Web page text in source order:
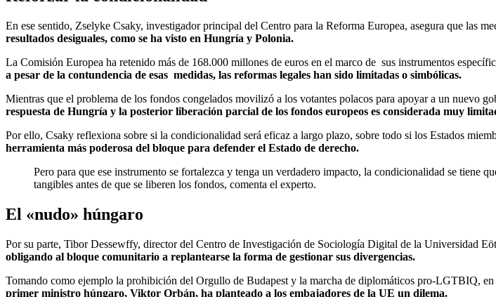
En ese sentido, Zselyke Csaky, investigador principal del Centro para la Reforma Europea, asegura que las
resultados desiguales, como se ha visto en Hungría y Polonia.
La Comisión Europea ha retenido más de 168.000 millones de euros en el marco de sus instrumentos
a pesar de la contundencia de esas medidas, las reformas legales han sido limitadas o simbólicas.
Mientras que el problema de los fondos congelados movilizó a los votantes polacos para apoyar a un
respuesta de Hungría y la posterior liberación parcial de los fondos europeos es considerada muy
Por ello, Csaky reflexiona sobre si la condicionalidad será eficaz a largo plazo, sobre todo si los Estados
herramienta más poderosa del bloque para defender el Estado de derecho.
Pero para que ese instrumento se fortalezca y tenga un verdadero impacto, la condicionalidad se tiene
tangibles antes de que se liberen los fondos, comenta el experto.
El «nudo» húngaro
Por su parte, Tibor Dessewffy, director del Centro de Investigación de Sociología Digital de la Universidad
obligando al bloque comunitario a replantearse la forma de gestionar sus divergencias.
Tomando como ejemplo la prohibición del Orgullo de Budapest y la marcha de diplomáticos pro-LGTBIQ,
primer ministro húngaro, Viktor Orbán, ha planteado a los embajadores de la UE un dilema.